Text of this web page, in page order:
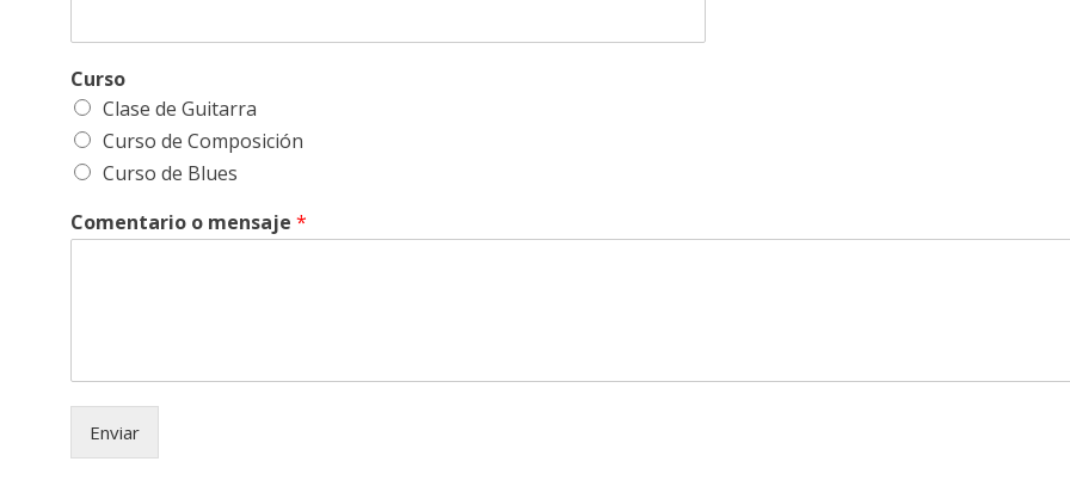
Curso
Clase de Guitarra
Curso de Composición
Curso de Blues
Comentario o mensaje *
Enviar